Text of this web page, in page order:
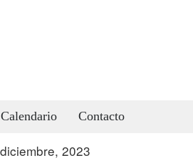
Calendario Contacto
2023